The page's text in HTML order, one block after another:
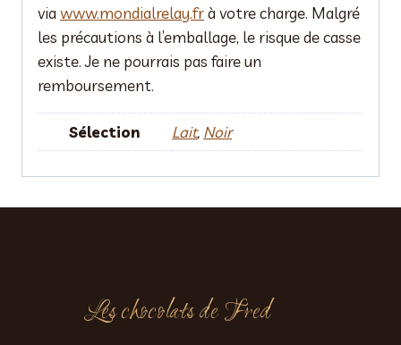
via www.mondialrelay.frà votre charge. Malgré
les précautions à l’emballage, le risque de casse
existe. Je ne pourrais pas faire un
remboursement.
Sélection Lait, Noir
Les chocolats de Fred